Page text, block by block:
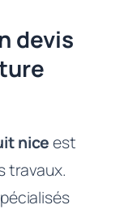
devis
niceest
travaux.